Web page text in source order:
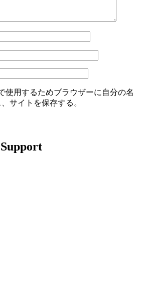
使用するためブラウザーに自分の名
サイトを保存する。